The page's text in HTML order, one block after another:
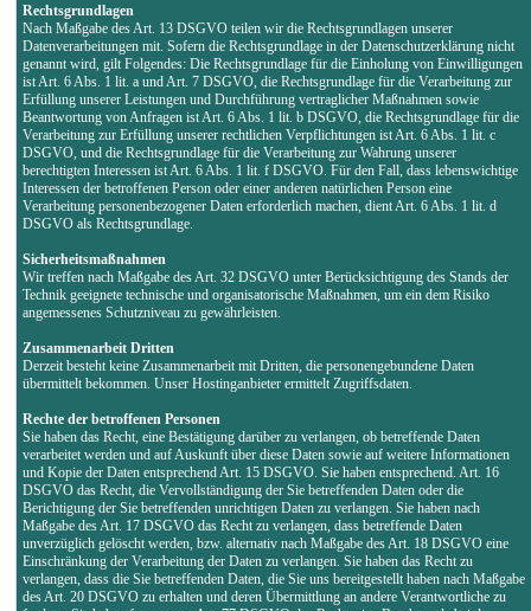
Rechtsgrundlagen
Nach Maßgabe des Art. 13 DSGVO teilen wir die Rechtsgrundlagen unserer
Datenverarbeitungen mit. Sofern die Rechtsgrundlage in der Datenschutzerklärung nicht
genannt wird, gilt Folgendes: Die Rechtsgrundlage für die Einholung von Einwilligungen
ist Art. 6 Abs. 1 lit. a und Art. 7 DSGVO, die Rechtsgrundlage für die Verarbeitung zur
Erfüllung unserer Leistungen und Durchführung vertraglicher Maßnahmen sowie
Beantwortung von Anfragen ist Art. 6 Abs. 1 lit. b DSGVO, die Rechtsgrundlage für die
Verarbeitung zur Erfüllung unserer rechtlichen Verpflichtungen ist Art. 6 Abs. 1 lit. c
DSGVO, und die Rechtsgrundlage für die Verarbeitung zur Wahrung unserer
berechtigten Interessen ist Art. 6 Abs. 1 lit. f DSGVO. Für den Fall, dass lebenswichtige
Interessen der betroffenen Person oder einer anderen natürlichen Person eine
Verarbeitung personenbezogener Daten erforderlich machen, dient Art. 6 Abs. 1 lit. d
DSGVO als Rechtsgrundlage.
Sicherheitsmaßnahmen
Wir treffen nach Maßgabe des Art. 32 DSGVO unter Berücksichtigung des Stands der
Technik geeignete technische und organisatorische Maßnahmen, um ein dem Risiko
angemessenes Schutzniveau zu gewährleisten.
Zusammenarbeit Dritten
Derzeit besteht keine Zusammenarbeit mit Dritten, die personengebundene Daten
übermittelt bekommen. Unser Hostinganbieter ermittelt Zugriffsdaten.
Rechte der betroffenen Personen
Sie haben das Recht, eine Bestätigung darüber zu verlangen, ob betreffende Daten
verarbeitet werden und auf Auskunft über diese Daten sowie auf weitere Informationen
und Kopie der Daten entsprechend Art. 15 DSGVO. Sie haben entsprechend. Art. 16
DSGVO das Recht, die Vervollständigung der Sie betreffenden Daten oder die
Berichtigung der Sie betreffenden unrichtigen Daten zu verlangen. Sie haben nach
Maßgabe des Art. 17 DSGVO das Recht zu verlangen, dass betreffende Daten
unverzüglich gelöscht werden, bzw. alternativ nach Maßgabe des Art. 18 DSGVO eine
Einschränkung der Verarbeitung der Daten zu verlangen. Sie haben das Recht zu
verlangen, dass die Sie betreffenden Daten, die Sie uns bereitgestellt haben nach Maßgabe
des Art. 20 DSGVO zu erhalten und deren Übermittlung an andere Verantwortliche zu